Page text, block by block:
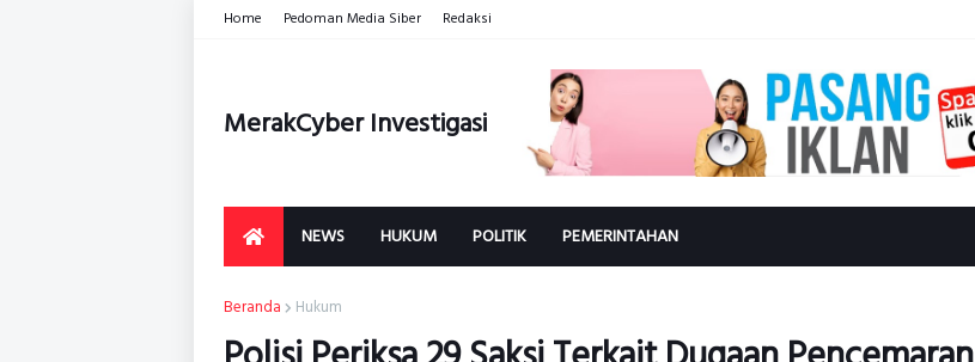
Home Pedoman Media Siber Redaksi
MerakCyber Investigasi
NEWS HUKUM POLITIK PEMERINTAHAN
Beranda Hukum